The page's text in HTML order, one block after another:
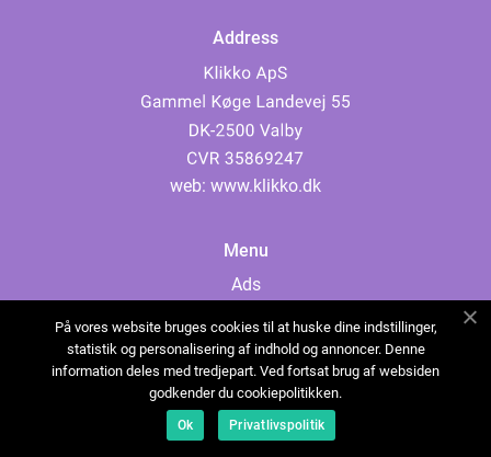
Address
web: www.klikko.dk
Menu
Ads
Cookies
Contact
Sitemap
På vores website bruges cookies til at huske dine indstillinger,
statistik og personalisering af indhold og annoncer. Denne
information deles med tredjepart. Ved fortsat brug af websiden
godkender du cookiepolitikken.
Ok Privatlivspolitik